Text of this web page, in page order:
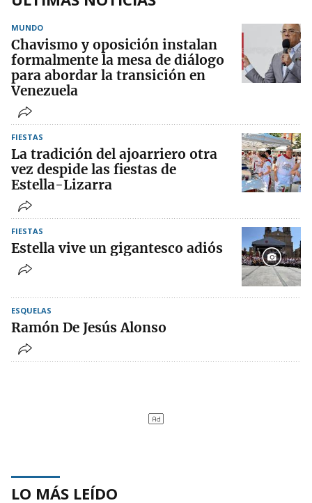
MUNDO
Chavismo y oposición instalan
formalmente la mesa de diálogo
para abordar la transición en
Venezuela
FIESTAS
La tradición del ajoarriero otra
vez despide las fiestas de
Estella-Lizarra
FIESTAS
Estella vive un gigantesco adiós
ESQUELAS
Ramón De Jesús Alonso
LO MÁS LEÍDO